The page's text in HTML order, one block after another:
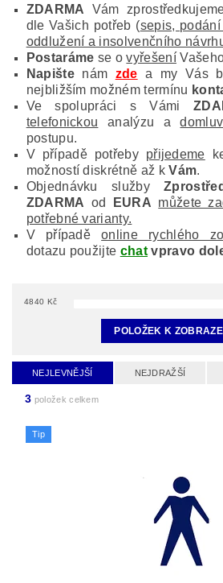
ZDARMA Vám
dle Vašich potřeb (sepis,
oddlužení a insolvenčního
Postaráme se ovyřešení
Napištenám zde a my Vás
nejbližším možném termínu
Ve spolupráci s Vámi
telefonickou analýzu a
postupu.
V případě potřeby přijedeme
možností diskrétně až kVám.
Objednávku služby
ZDARMA od EURA můžete
potřebné varianty.
V případěonline rychlého
dotazu použijte chatvpravo
4840 Kč
POLOŽEK K
NEJLEVNĚJŠÍ NEJDRAŽŠÍ
3 položek celkem
Tip